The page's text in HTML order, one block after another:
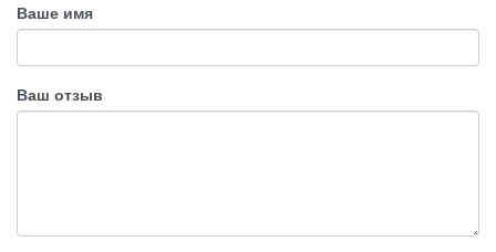
Ваше имя
Ваш отзыв